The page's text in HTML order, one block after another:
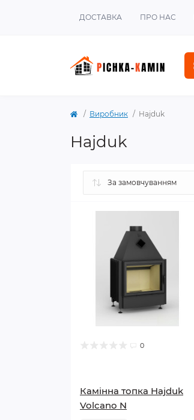
ДОСТАВКА ПРО НАС
Виробник Hajduk
Hajduk
0
Камінна топка Hajduk
Volcano N